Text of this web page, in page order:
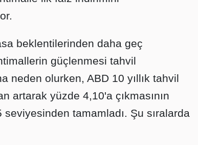
beklentilerinden daha geç
güçlenmesi tahvil
neden olurken, ABD 10 yıllık tahvil
artarak yüzde 4,10'a çıkmasının
seviyesinden tamamladı. Şu sıralarda